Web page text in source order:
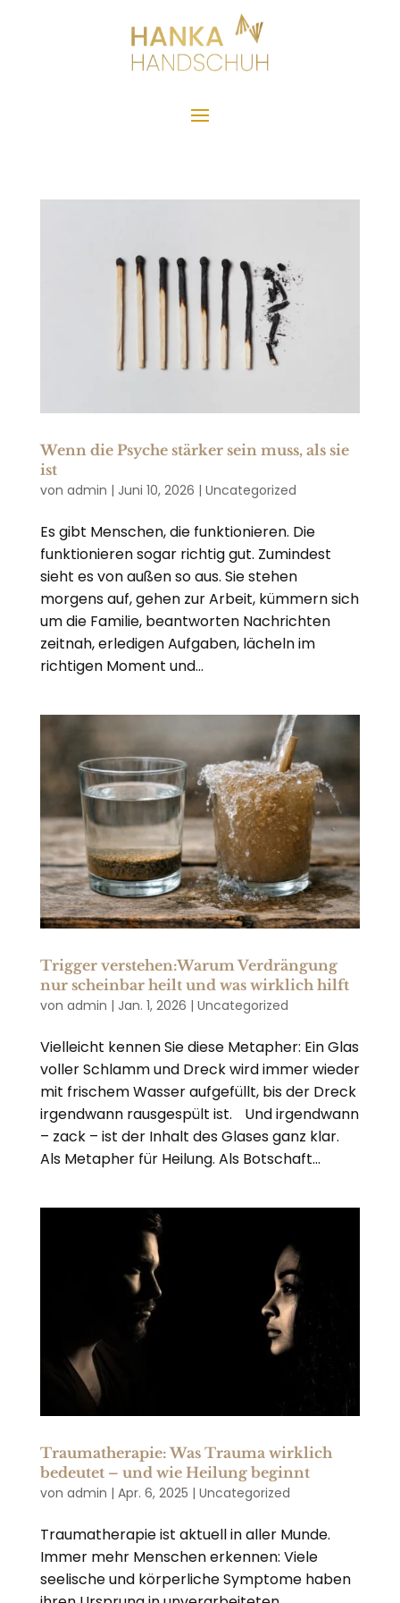
Wenn die Psyche stärker sein muss, als sie
ist
von admin | Juni 10, 2026 | Uncategorized
Es gibt Menschen, die funktionieren. Die
funktionieren sogar richtig gut. Zumindest
sieht es von außen so aus. Sie stehen
morgens auf, gehen zur Arbeit, kümmern sich
um die Familie, beantworten Nachrichten
zeitnah, erledigen Aufgaben, lächeln im
richtigen Moment und...
Trigger verstehen:Warum Verdrängung
nur scheinbar heilt und was wirklich hilft
von admin | Jan. 1, 2026 | Uncategorized
Vielleicht kennen Sie diese Metapher: Ein Glas
voller Schlamm und Dreck wird immer wieder
mit frischem Wasser aufgefüllt, bis der Dreck
irgendwann rausgespült ist. Und irgendwann
– zack – ist der Inhalt des Glases ganz klar.
Als Metapher für Heilung. Als Botschaft...
Traumatherapie: Was Trauma wirklich
bedeutet – und wie Heilung beginnt
von admin | Apr. 6, 2025 | Uncategorized
Traumatherapie ist aktuell in aller Munde.
Immer mehr Menschen erkennen: Viele
seelische und körperliche Symptome haben